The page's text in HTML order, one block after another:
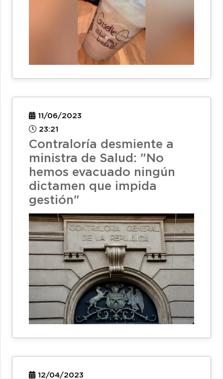
11/06/2023
23:21
Contraloría desmiente a
ministra de Salud: "No
hemos evacuado ningún
dictamen que impida
gestión"
12/04/2023